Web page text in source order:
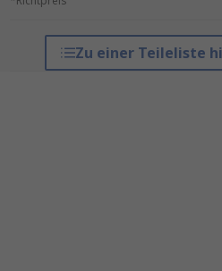
Zu einer Teileliste